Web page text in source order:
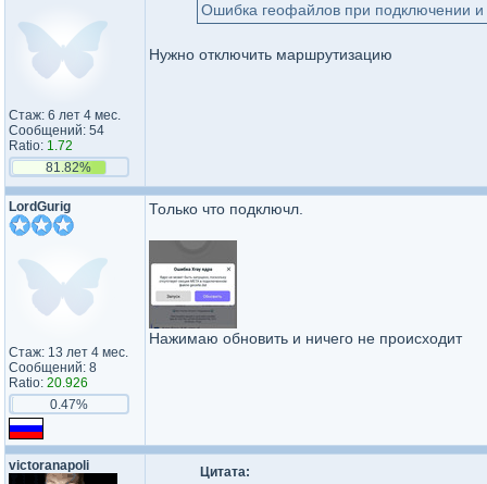
Стаж: 6 лет 4 мес.
Сообщений: 54
Ratio: 1.72
81.82%
Ошибка геофайлов при подключении и
Нужно отключить маршрутизацию
LordGurig
Стаж: 13 лет 4 мес.
Сообщений: 8
Ratio: 20.926
0.47%
Только что подключл.
Нажимаю обновить и ничего не происходит
victoranapoli Цитата: